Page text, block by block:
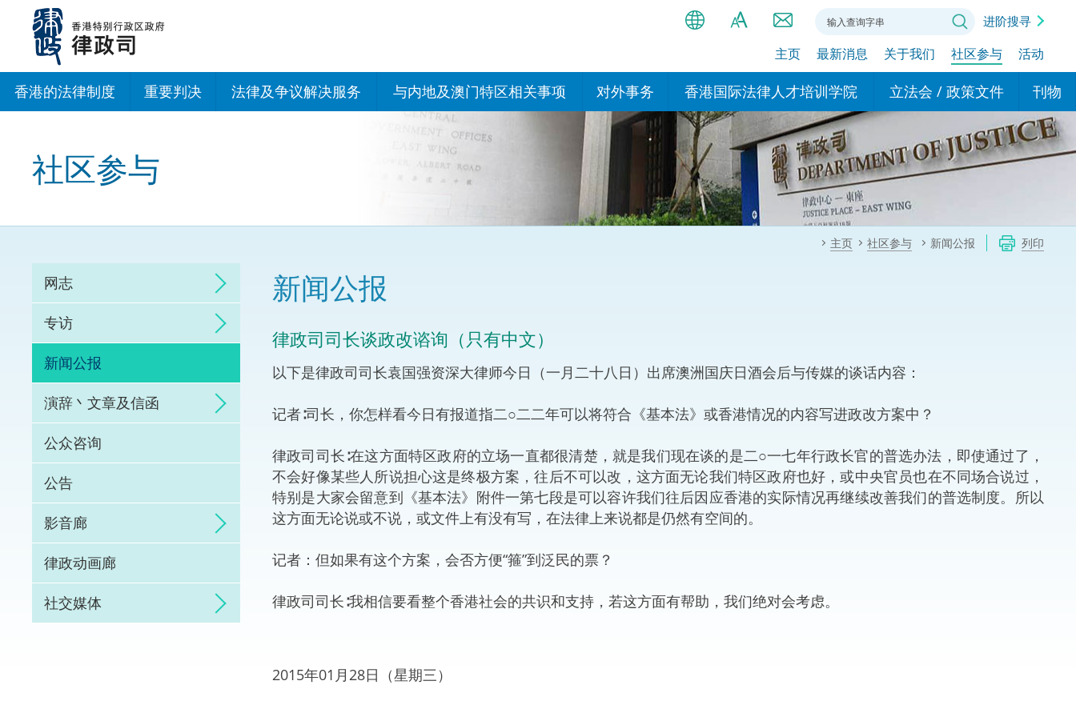
内
简
EN
Bahasa Indonesia (印尼语)
हिन्दी (印度语)
नेपाली (尼泊尔语)
Tiếng Việt (越南语)
A
A
进阶搜寻
主页 最新消息 关于我们 社区参与 活动
香港的法律制度 重要判决 法律及争议解决服务
诉讼
网上争议解决及法律科技
体育争议解决先导计划
能力建设
法律枢纽
促成交易和争议解决服务中心
与内地及澳门特区相关事项
与内地有关的安排
香港与内地相互认可和执行民
商事案件判决的安排
关于建立更紧密经贸关系的安
与澳门特区的安排
“一带一路”建设
粤港澳大湾区
对外事务
国际政府机构在香港设立办事
处或运作
多边协定
其他协定
香港国际法律人才培训学院
我们的学院
我们的专家委员会
我们的办公室
我们的培训课程和能力建设项
立法会 / 政策文件
现行政策措施
政策文件
特别财务委员会
刊物
基本
民事
刑事
相互
社区参与
主页 社区参与 新闻公报 列印
网志
专访
新闻公报
演辞丶文章及信函
公众咨询
公告
影音廊
律政动画廊
社交媒体
新闻公报
律政司司长谈政改谘询（只有中文）
以下是律政司司长袁国强资深大律师今日（一月二十八日）出席澳洲国庆日酒会后与传媒的谈话内容：
记者∶司长，你怎样看今日有报道指二○二二年可以将符合《基本法》或香港情况的内容写进政改方案中？
律政司司长∶在这方面特区政府的立场一直都很清楚，就是我们现在谈的是二○一七年行政长官的普选办法，即使通过了，
不会好像某些人所说担心这是终极方案，往后不可以改，这方面无论我们特区政府也好，或中央官员也在不同场合说过，
特别是大家会留意到《基本法》附件一第七段是可以容许我们往后因应香港的实际情况再继续改善我们的普选制度。所以
这方面无论说或不说，或文件上有没有写，在法律上来说都是仍然有空间的。
记者：但如果有这个方案，会否方便“箍”到泛民的票？
律政司司长∶我相信要看整个香港社会的共识和支持，若这方面有帮助，我们绝对会考虑。
2015年01月28日（星期三）